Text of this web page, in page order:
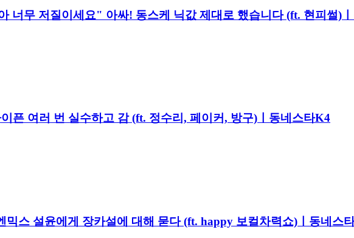
너무 저질이세요" 아싸! 동스케 닉값 제대로 했습니다 (ft. 현피썰)
픈 여러 번 실수하고 감 (ft. 정수리, 페이커, 방구)ㅣ동네스타K4
믹스 설윤에게 장카설에 대해 묻다 (ft. happy 보컬차력쇼)ㅣ동네스